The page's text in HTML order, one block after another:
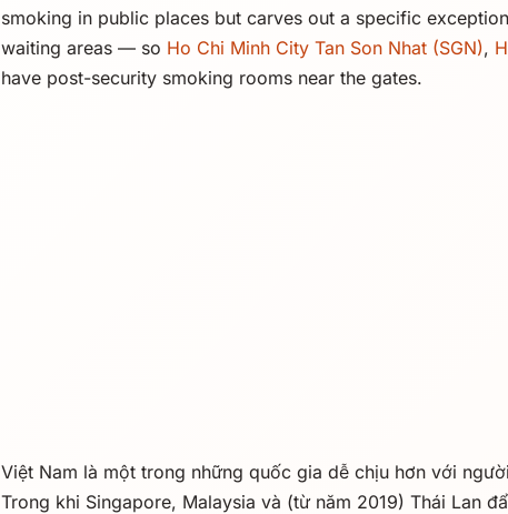
smoking in public places but carves out a specific
waiting areas — so Ho Chi Minh City Tan Son Nhat (SGN),
have post-security smoking rooms near the gates.
Việt Nam là một trong những quốc gia dễ chịu hơn với
Trong khi Singapore, Malaysia và (từ năm 2019) Thái Lan